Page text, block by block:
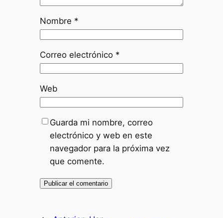
Nombre *
Correo electrónico *
Web
Guarda mi nombre, correo
electrónico y web en este
navegador para la próxima vez
que comente.